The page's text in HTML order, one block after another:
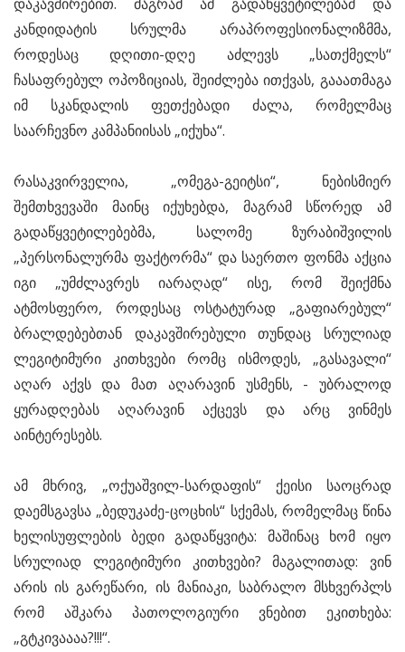
კანდიდატის სრულმა არაპროფესიონალიზმმა,
როდესაც დღითი-დღე აძლევს „სათქმელს“
ჩასაფრებულ ოპოზიციას, შეიძლება ითქვას, გააათმაგა
იმ სკანდალის ფეთქებადი ძალა, რომელმაც
საარჩევნო კამპანიისას „იქუხა“.
რასაკვირველია, „ომეგა-გეიტსი“, ნებისმიერ
შემთხვევაში მაინც იქუხებდა, მაგრამ სწორედ ამ
გადაწყვეტილებებმა, სალომე ზურაბიშვილის
„პერსონალურმა ფაქტორმა“ და საერთო ფონმა აქცია
იგი „უმძლავრეს იარაღად“ ისე, რომ შეიქმნა
ატმოსფერო, როდესაც ოსტატურად „გაფიარებულ“
ბრალდებებთან დაკავშირებული თუნდაც სრულიად
ლეგიტიმური კითხვები რომც ისმოდეს, „გასავალი“
აღარ აქვს და მათ აღარავინ უსმენს, - უბრალოდ
ყურადღებას აღარავინ აქცევს და არც ვინმეს
აინტერესებს.
ამ მხრივ, „ოქუაშვილ-სარდაფის“ ქეისი საოცრად
დაემსგავსა „ბედუკაძე-ცოცხის“ სქემას, რომელმაც წინა
ხელისუფლების ბედი გადაწყვიტა: მაშინაც ხომ იყო
სრულიად ლეგიტიმური კითხვები? მაგალითად: ვინ
არის ის გარეწარი, ის მანიაკი, საბრალო მსხვერპლს
რომ აშკარა პათოლოგიური ვნებით ეკითხება:
„გტკივაააა?!!!“.